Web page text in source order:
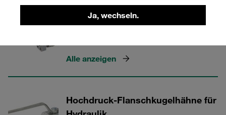
Ja, wechseln.
Kugelhähne mit Flanschanschluss
Alle anzeigen
Hochdruck-Flanschkugelhähne für